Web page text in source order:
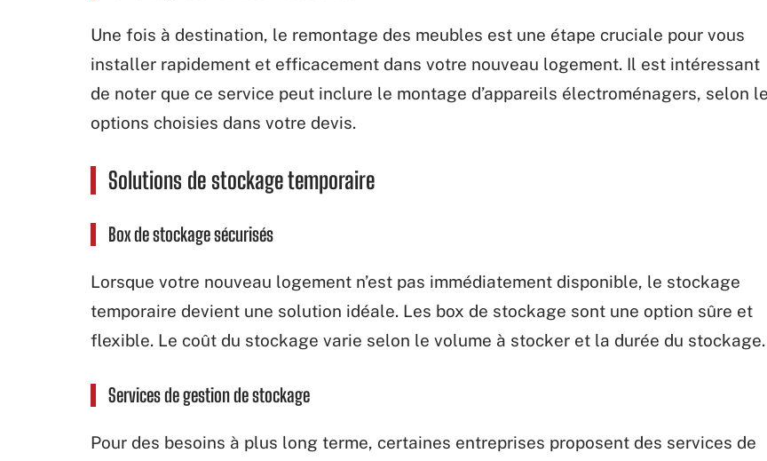
Une fois à destination, le remontage des meubles est une étape cruciale pour vous
installer rapidement et efficacement dans votre nouveau logement. Il est intéressant
de noter que ce service peut inclure le montage d’appareils électroménagers, selon
options choisies dans votre devis.
Solutions de stockage temporaire
Box de stockage sécurisés
Lorsque votre nouveau logement n’est pas immédiatement disponible, le stockage
temporaire devient une solution idéale. Les box de stockage sont une option sûre et
flexible. Le coût du stockage varie selon le volume à stocker et la durée du stockage.
Services de gestion de stockage
Pour des besoins à plus long terme, certaines entreprises proposent des services de